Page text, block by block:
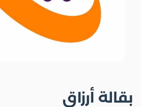
بقالة أرزاق